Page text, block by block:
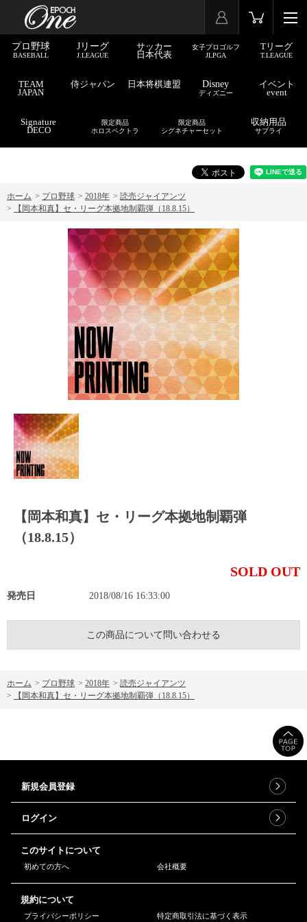
プロ野球
BASEBALL
Jリーグ
J.LEAGUE
サッカー
日本代表
女子プロゴルフ
JLPGA
Tリーグ
T.LEAGUE
TEAM
JAPAN
侍ジャパン 日本将棋連盟 Disney
ディズニー
イベント
event
Signature
DECO
限定商品
ホロスペクトラ
限定商品
シグネチャーセット
収納用品
サプライ
ホーム > プロ野球 > 2018年 > 読売ジャイアンツ
>
【岡本和真】セ・リーグ本拠地制覇弾（18.8.15）
【岡本和真】セ・リーグ本拠地制覇弾
（18.8.15）
SOLD OUT
発売日 2018/08/16 16:33:00
この商品について問い合わせる
ホーム > プロ野球 > 2018年 > 読売ジャイアンツ
>
【岡本和真】セ・リーグ本拠地制覇弾（18.8.15）
新規会員登録
ログイン
このサイトについて
初めての方へ 会社概要
規約について
プライバシーポリシー 特定商取引法に基づく表示